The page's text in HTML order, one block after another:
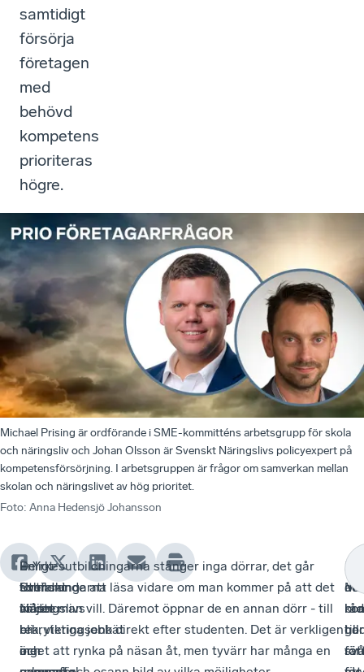
samtidigt
försörja
företagen
med
behövd
kompetens
prioriteras
högre.
Michael Prising är ordförande i SME-kommitténs arbetsgrupp för skola
och näringsliv och Johan Olsson är Svenskt Näringslivs policyexpert på
kompetensförsörjning. I arbetsgruppen är frågor om samverkan mellan
skolan och näringslivet av hög prioritet.
Foto: Anna Hedensjö Johansson
Enligt
Svenskt
Näringslivs
rekryteringsenkät
är
–
Utbildningarna
måste
bli
mer
De
som
väljer
–
och
– Yrkesutbildningarna stänger inga dörrar, det går
fortfarande att läsa vidare om man kommer på att det
är det man vill. Däremot öppnar de en annan dörr - till
bra, viktiga jobb direkt efter studenten. Det är verkligen
inget att rynka på näsan åt, men tyvärr har många en
Att
det
–
har
För
att
till